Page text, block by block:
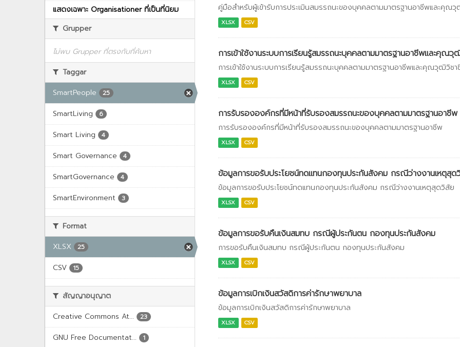
แสดงเฉพาะ Organisationer ที่เป็นที่นิยม
Grupper
ไม่พบ Grupper ที่ตรงกับที่ค้นหา
Taggar
SmartPeople
25
SmartLiving 6
Smart Living 4
Smart Governance 4
SmartGovernance 4
SmartEnvironment 3
Format
XLSX
25
CSV 15
สัญญาอนุญาต
Creative Commons At...
23
GNU Free Documentat... 1
คู่มือสำหรับผู้เข้ารับการประเมินสมรรถนะของบุคคลตามมาตรฐานอาชีพและคุณ
XLSX CSV
การเข้าใช้งานระบบการเรียนรู้สมรรถนะบุคคลตามมาตรฐานอาชีพและคุณวุ
การเข้าใช้งานระบบการเรียนรู้สมรรถนะบุคคลตามมาตรฐานอาชีพและคุณวุฒิวิช
XLSX CSV
การรับรององค์กรที่มีหน้าที่รับรองสมรรถนะของบุคคลตามมาตรฐานอาชีพ
การรับรององค์กรที่มีหน้าที่รับรองสมรรถนะของบุคคลตามมาตรฐานอาชีพ
XLSX CSV
ข้อมูลการขอรับประโยชน์ทดแทนกองทุนประกันสังคม กรณีว่างงานเหตุสุด
ข้อมูลการขอรับประโยชน์ทดแทนกองทุนประกันสังคม กรณีว่างงานเหตุสุดวิสัย
XLSX CSV
ข้อมูลการขอรับคืนเงินสมทบ กรณีผู้ประกันตน กองทุนประกันสังคม
การขอรับคืนเงินสมทบ กรณีผู้ประกันตน กองทุนประกันสังคม
XLSX CSV
ข้อมูลการเบิกเงินสวัสดิการค่ารักษาพยาบาล
ข้อมูลการเบิกเงินสวัสดิการค่ารักษาพยาบาล
XLSX CSV